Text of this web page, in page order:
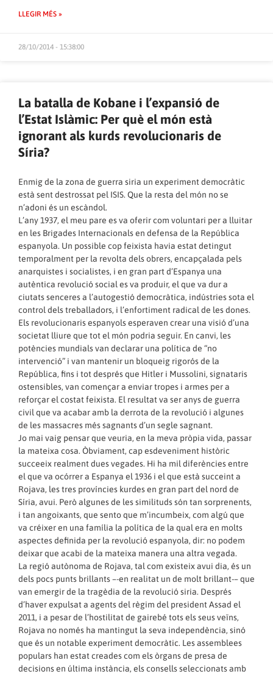
LLEGIR MÉS »
28/10/2014 - 15:38:00
La batalla de Kobane i l’expansió de
l’Estat Islàmic: Per què el món està
ignorant als kurds revolucionaris de
Síria?
Enmig de la zona de guerra siria un experiment democràtic
està sent destrossat pel ISIS. Que la resta del món no se
n’adoni és un escàndol.
L’any 1937, el meu pare es va oferir com voluntari per a lluitar
en les Brigades Internacionals en defensa de la República
espanyola. Un possible cop feixista havia estat detingut
temporalment per la revolta dels obrers, encapçalada pels
anarquistes i socialistes, i en gran part d’Espanya una
autèntica revolució social es va produir, el que va dur a
ciutats senceres a l’autogestió democràtica, indústries sota el
control dels treballadors, i l’enfortiment radical de les dones.
Els revolucionaris espanyols esperaven crear una visió d’una
societat lliure que tot el món podria seguir. En canvi, les
potències mundials van declarar una política de “no
intervenció” i van mantenir un bloqueig rigorós de la
República, fins i tot després que Hitler i Mussolini, signataris
ostensibles, van començar a enviar tropes i armes per a
reforçar el costat feixista. El resultat va ser anys de guerra
civil que va acabar amb la derrota de la revolució i algunes
de les massacres més sagnants d’un segle sagnant.
Jo mai vaig pensar que veuria, en la meva pròpia vida, passar
la mateixa cosa. Òbviament, cap esdeveniment històric
succeeix realment dues vegades. Hi ha mil diferències entre
el que va ocórrer a Espanya el 1936 i el que està succeint a
Rojava, les tres províncies kurdes en gran part del nord de
Síria, avui. Però algunes de les similituds són tan sorprenents,
i tan angoixants, que sento que m’incumbeix, com algú que
va créixer en una família la política de la qual era en molts
aspectes definida per la revolució espanyola, dir: no podem
deixar que acabi de la mateixa manera una altra vegada.
La regió autònoma de Rojava, tal com existeix avui dia, és un
dels pocs punts brillants –-en realitat un de molt brillant-– que
van emergir de la tragèdia de la revolució siria. Després
d’haver expulsat a agents del règim del president Assad el
2011, i a pesar de l’hostilitat de gairebé tots els seus veïns,
Rojava no només ha mantingut la seva independència, sinó
que és un notable experiment democràtic. Les assemblees
populars han estat creades com els òrgans de presa de
decisions en última instància, els consells seleccionats amb